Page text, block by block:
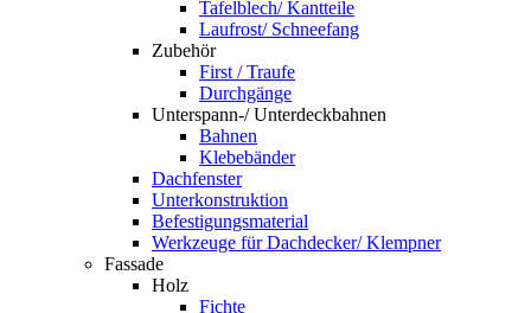
Tafelblech/ Kantteile
Laufrost/ Schneefang
Zubehör
First / Traufe
Durchgänge
Unterspann-/ Unterdeckbahnen
Bahnen
Klebebänder
Dachfenster
Unterkonstruktion
Befestigungsmaterial
Werkzeuge für Dachdecker/ Klempner
Fassade
Holz
Fichte